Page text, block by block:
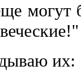
могут
их: